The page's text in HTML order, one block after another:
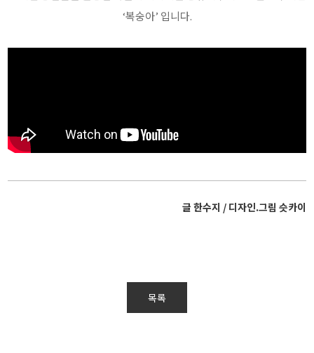
‘복숭아’ 입니다.
글 한수지 / 디자인.그림 슷카이
목록